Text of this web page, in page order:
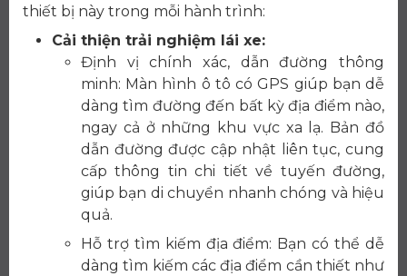
thiết bị này trong mỗi hành trình:
Cải thiện trải nghiệm lái xe:
Định vị chính xác, dẫn đường thông
minh: Màn hình ô tô có GPS giúp bạn dễ
dàng tìm đường đến bất kỳ địa điểm nào,
ngay cả ở những khu vực xa lạ. Bản đồ
dẫn đường được cập nhật liên tục, cung
cấp thông tin chi tiết về tuyến đường,
giúp bạn di chuyển nhanh chóng và hiệu
quả.
Hỗ trợ tìm kiếm địa điểm: Bạn có thể dễ
dàng tìm kiếm các địa điểm cần thiết như